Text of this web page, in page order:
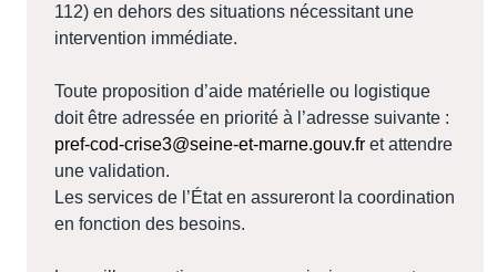
112) en dehors des situations nécessitant une
intervention immédiate.
Toute proposition d’aide matérielle ou logistique
doit être adressée en priorité à l’adresse suivante :
pref-cod-crise3@seine-et-marne.gouv.fr et attendre
une validation.
Les services de l’État en assureront la coordination
en fonction des besoins.